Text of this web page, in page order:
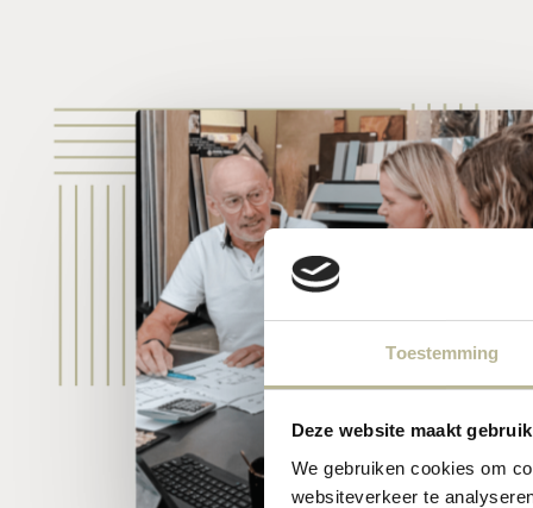
Toestemming
Deze website maakt
We gebruiken cookies om
websiteverkeer te